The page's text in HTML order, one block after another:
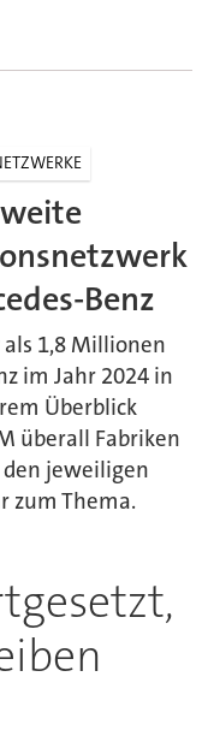
Benz
1,8 Millionen
im Jahr 2024 in
Überblick
überall Fabriken
jeweiligen
zum Thema.